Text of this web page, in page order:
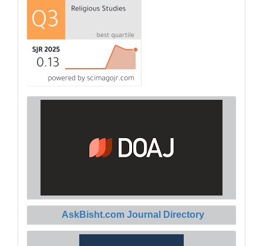
AskBisht.com Journal Directory